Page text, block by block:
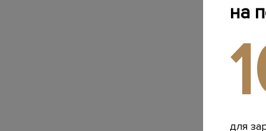
на
для